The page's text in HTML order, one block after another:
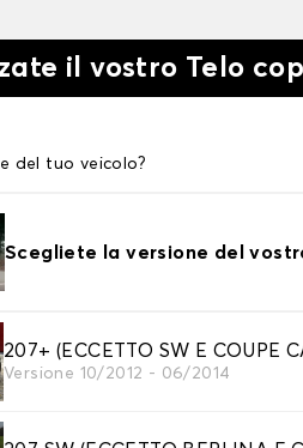
il vostro Telo
del tuo veicolo?
Scegliete la versione del
207+ (ECCETTO SW E COUPE
Versione 10/2012 - 06/2014
adatto alle tue esigenze